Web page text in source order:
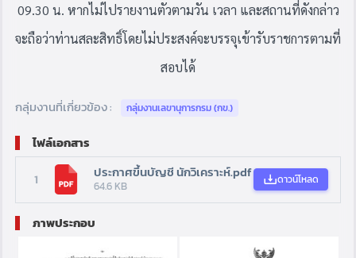
09.30 น. หากไม่ไปรายงานตัวตามวัน เวลา และสถานที่ดังกล่าว
จะถือว่าท่านสละสิทธิ์โดยไม่ประสงค์จะบรรจุเข้ารับราชการตามที่
สอบได้
กลุ่มงานที่เกี่ยวข้อง : กลุ่มงานเลขานุการกรม (กข.)
ไฟล์เอกสาร
1 ประกาศขึ้นบัญชี นักวิเคราะห์.pdf
64.6 KB ดาวน์โหลด
ภาพประกอบ